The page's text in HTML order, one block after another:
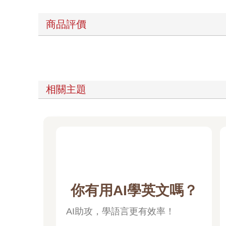
商品評價
相關主題
你有用AI學英文嗎？
AI助攻，學語言更有效率！